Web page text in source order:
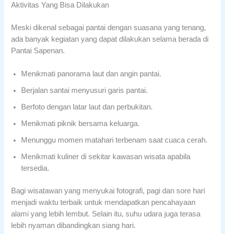
Aktivitas Yang Bisa Dilakukan
Meski dikenal sebagai pantai dengan suasana yang tenang,
ada banyak kegiatan yang dapat dilakukan selama berada di
Pantai Sapenan.
Menikmati panorama laut dan angin pantai.
Berjalan santai menyusuri garis pantai.
Berfoto dengan latar laut dan perbukitan.
Menikmati piknik bersama keluarga.
Menunggu momen matahari terbenam saat cuaca cerah.
Menikmati kuliner di sekitar kawasan wisata apabila
tersedia.
Bagi wisatawan yang menyukai fotografi, pagi dan sore hari
menjadi waktu terbaik untuk mendapatkan pencahayaan
alami yang lebih lembut. Selain itu, suhu udara juga terasa
lebih nyaman dibandingkan siang hari.